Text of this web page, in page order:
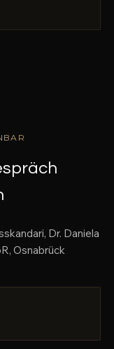
Dr. Daniela
Osnabrück